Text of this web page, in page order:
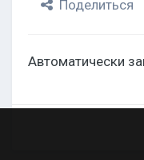
Поделиться
Автоматически